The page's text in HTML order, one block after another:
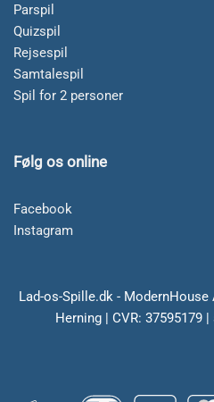
Parspil
Quizspil
Rejsespil
Samtalespil
Spil for 2 personer
Følg os online
Facebook
Instagram
Lad-os-Spille.dk -
Herning | CVR: 37595179